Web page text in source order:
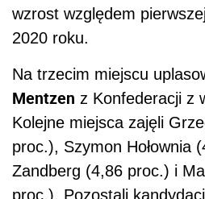
wzrost względem
2020 roku.
Na trzecim miejscu
Mentzen z Konfederacji z
Kolejne miejsca zajęli
proc.), Szymon Hołownia
Zandberg (4,86 proc.) i
proc.). Pozostali